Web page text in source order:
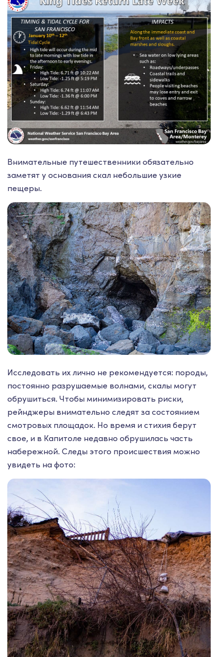
Внимательные путешественники обязательно
заметят у основания скал небольшие узкие
пещеры.
Исследовать их лично не рекомендуется: породы,
постоянно разрушаемые волнами, скалы могут
обрушиться. Чтобы минимизировать риски,
рейнджеры внимательно следят за состоянием
смотровых площадок. Но время и стихия берут
свое, и в Капитоле недавно обрушилась часть
набережной. Следы этого происшествия можно
увидеть на фото: